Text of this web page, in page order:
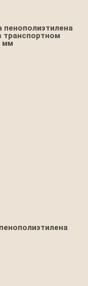
пенополиэтилена
транспортном
мм